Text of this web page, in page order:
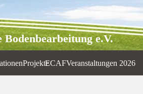
e.V.
ProjekteECAFVeranstaltungen 2026